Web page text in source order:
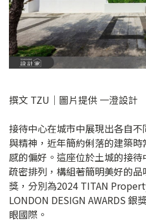
撰文 TZU｜圖片提供 一澄設計
接待中心在城市中展現出各自
與精神，近年簡約俐落的建築
感的偏好。這座位於土城的接
疏密排列，構組著簡明美好的
獎，分別為2024 TITAN
LONDON DESIGN AWARDS
眼國際。